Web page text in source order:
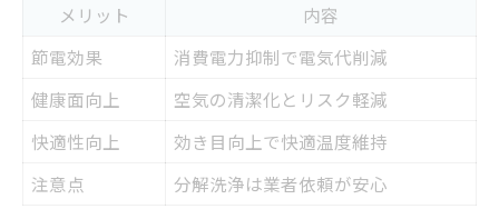
メリット
内容
節電効果
消費電力抑制で電気代削減
健康面向上
空気の清潔化とリスク軽減
快適性向上
効き目向上で快適温度維持
注意点
分解洗浄は業者依頼が安心